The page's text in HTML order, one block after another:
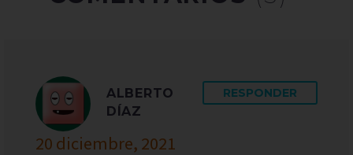
ALBERTO
DÍAZ
20 diciembre, 2021
RESPONDER